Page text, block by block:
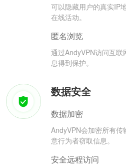
可以隐藏用户的真实IP
在线活动。
匿名浏览
通过AndyVPN访问互
息得到保护。
数据安全
数据加密
AndyVPN会加密所有
意行为者窃取信息。
安全远程访问